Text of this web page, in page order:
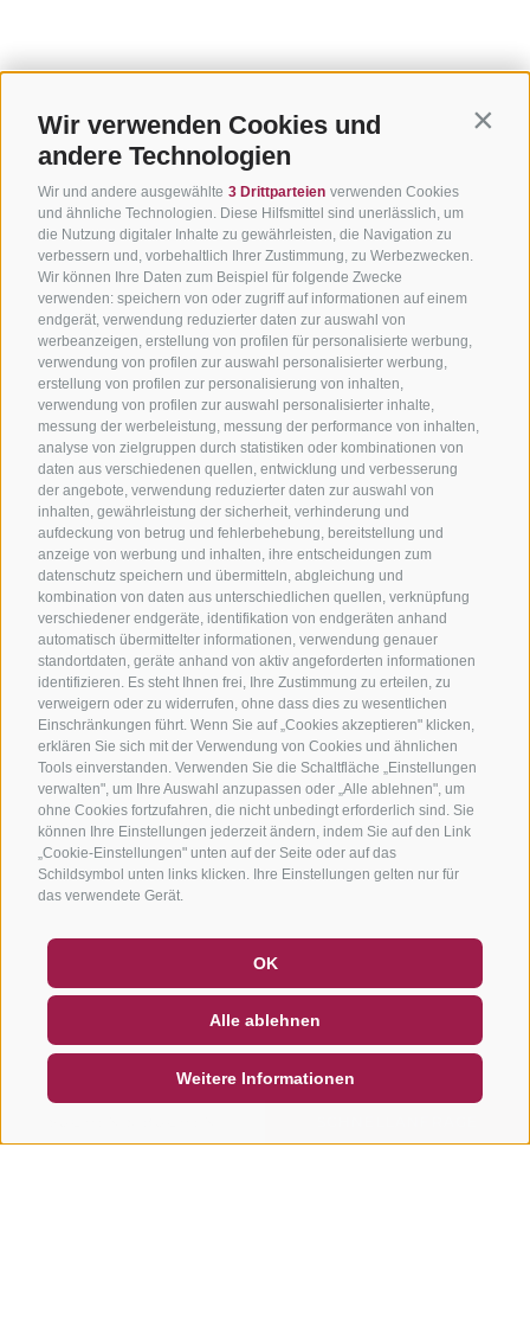
Wir verwenden Cookies und
andere Technologien
Wir und andere ausgewählte 3 Drittparteien verwenden Cookies
und ähnliche Technologien. Diese Hilfsmittel sind unerlässlich, um
die Nutzung digitaler Inhalte zu gewährleisten, die Navigation zu
verbessern und, vorbehaltlich Ihrer Zustimmung, zu Werbezwecken.
Wir können Ihre Daten zum Beispiel für folgende Zwecke
verwenden: speichern von oder zugriff auf informationen auf einem
endgerät, verwendung reduzierter daten zur auswahl von
werbeanzeigen, erstellung von profilen für personalisierte werbung,
verwendung von profilen zur auswahl personalisierter werbung,
erstellung von profilen zur personalisierung von inhalten,
verwendung von profilen zur auswahl personalisierter inhalte,
messung der werbeleistung, messung der performance von inhalten,
analyse von zielgruppen durch statistiken oder kombinationen von
daten aus verschiedenen quellen, entwicklung und verbesserung
der angebote, verwendung reduzierter daten zur auswahl von
inhalten, gewährleistung der sicherheit, verhinderung und
aufdeckung von betrug und fehlerbehebung, bereitstellung und
anzeige von werbung und inhalten, ihre entscheidungen zum
datenschutz speichern und übermitteln, abgleichung und
kombination von daten aus unterschiedlichen quellen, verknüpfung
verschiedener endgeräte, identifikation von endgeräten anhand
automatisch übermittelter informationen, verwendung genauer
standortdaten, geräte anhand von aktiv angeforderten informationen
identifizieren. Es steht Ihnen frei, Ihre Zustimmung zu erteilen, zu
verweigern oder zu widerrufen, ohne dass dies zu wesentlichen
Einschränkungen führt. Wenn Sie auf „Cookies akzeptieren" klicken,
erklären Sie sich mit der Verwendung von Cookies und ähnlichen
Tools einverstanden. Verwenden Sie die Schaltfläche „Einstellungen
verwalten", um Ihre Auswahl anzupassen oder „Alle ablehnen", um
ohne Cookies fortzufahren, die nicht unbedingt erforderlich sind. Sie
können Ihre Einstellungen jederzeit ändern, indem Sie auf den Link
„Cookie-Einstellungen" unten auf der Seite oder auf das
Schildsymbol unten links klicken. Ihre Einstellungen gelten nur für
das verwendete Gerät.
OK
Alle ablehnen
Weitere Informationen
NEWSLETTER
SOCIAL WALL WETTER